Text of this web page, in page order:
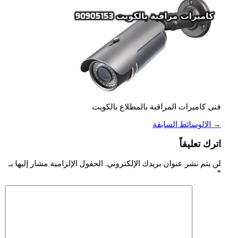
فنى كاميرات المراقبة بالمطلاع بالكويت
→ الالوسائط السابقة
اترك تعليقاً
لن يتم نشر عنوان بريدك الإلكتروني. الحقول الإلزامية مشار إليها بـ
*